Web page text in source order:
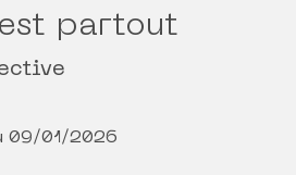
partout
09/01/2026